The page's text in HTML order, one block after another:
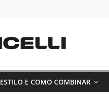
ESTILO E COMO COMBINAR